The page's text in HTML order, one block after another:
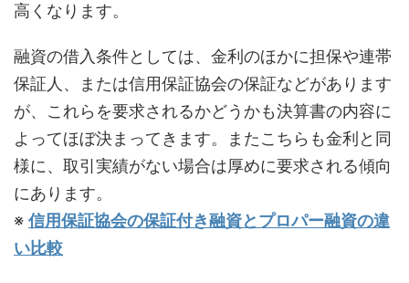
高くなります。
融資の借入条件としては、金利のほかに担保や連帯
保証人、または信用保証協会の保証などがあります
が、これらを要求されるかどうかも決算書の内容に
よってほぼ決まってきます。またこちらも金利と同
様に、取引実績がない場合は厚めに要求される傾向
にあります。
※ 信用保証協会の保証付き融資とプロパー融資の違
い比較